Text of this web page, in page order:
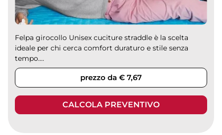
Felpa girocollo Unisex cuciture straddle è la scelta
ideale per chi cerca comfort duraturo e stile senza
tempo....
prezzo da € 7,67
CALCOLA PREVENTIVO